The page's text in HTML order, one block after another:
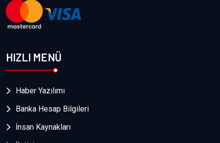
HIZLI MENÜ
Haber Yazılımı
Banka Hesap Bilgileri
İnsan Kaynakları